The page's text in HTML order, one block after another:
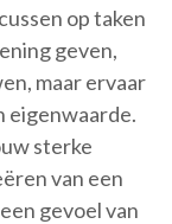
op taken
geven,
maar ervaar
eigenwaarde.
sterke
van een
gevoel van